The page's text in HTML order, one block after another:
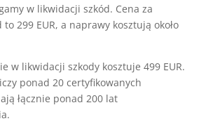
w likwidacji szkód. Cena za
to 299 EUR, a naprawy kosztują około
w likwidacji szkody kosztuje 499 EUR.
ponad 20 certyfikowanych
łącznie ponad 200 lat